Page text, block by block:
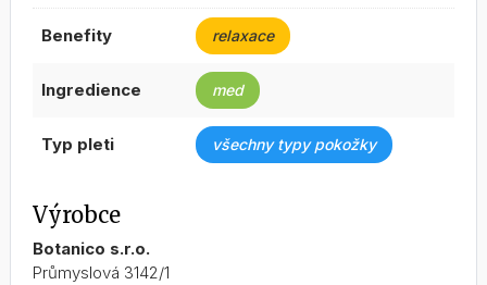
benefity relaxace
ingredience med
typ pleti všechny typy pokožky
Výrobce
Botanico s.r.o.
Průmyslová 3142/1